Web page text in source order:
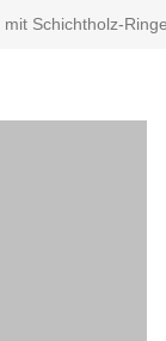
Schichtholz-